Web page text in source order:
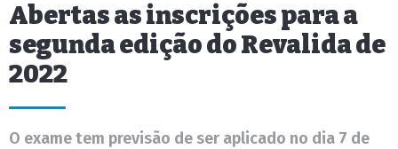
Abertas as inscrições para a
segunda edição do Revalida de
2022
O exame tem previsão de ser aplicado no dia 7 de